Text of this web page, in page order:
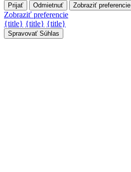
Prijať Odmietnuť Zobraziť preferencie
Zobraziť preferencie
{title} {title} {title}
Spravovať Súhlas